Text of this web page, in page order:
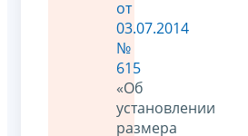
от
03.07.2014
№
615
«Об
установлении
размера